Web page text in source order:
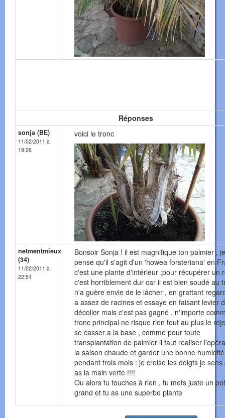
Réponses
sonja (BE)
11/02/2011 à
19:26
voici le tronc
netmentmieux
(34)
11/02/2011 à
22:51
Bonsoir Sonja ! il est magnifique ton palmier , je
pense qu'il s'agit d'un 'howea forsteriana' en
c'est une plante d'intérieur ;pour récupérer un
c'est horriblement dur car il est bien soudé au
n'a guère envie de le lâcher , en grattant
a assez de racines et essaye en faisant levier
décoller mais c'est pas gagné , n'importe
tronc principal ne risque rien tout au plus le
se casser a la base , comme pour toute
transplantation de palmier il faut réaliser
la saison chaude et garder une bonne humidité
pendant trois mois : je croise les doigts je sens
as la main verte !!!!
Ou alors tu touches à rien , tu mets juste un
grand et tu as une superbe plante